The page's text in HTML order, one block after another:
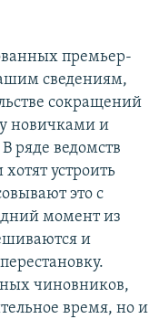
премьер-
сведениям,
сокращений
новичками и
ряде ведомств
устроить
это с
момент из
и
чиновников,
время, но и